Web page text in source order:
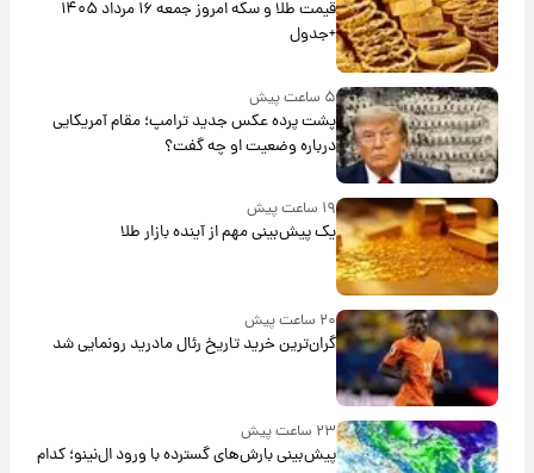
قیمت طلا و سکه امروز جمعه ۱۶ مرداد ۱۴۰۵
+جدول
۵ ساعت پیش
پشت پرده عکس جدید ترامپ؛ مقام آمریکایی
درباره وضعیت او چه گفت؟
۱۹ ساعت پیش
یک پیش‌بینی مهم از آینده بازار طلا
۲۰ ساعت پیش
گران‌ترین خرید تاریخ رئال مادرید رونمایی شد
۲۳ ساعت پیش
پیش‌بینی بارش‌های گسترده با ورود ال‌نینو؛ کدام